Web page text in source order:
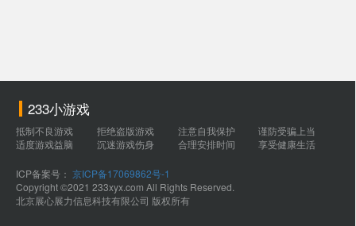
233小游戏
抵制不良游戏 拒绝盗版游戏 注意自我保护
谨防受骗上当
适度游戏益脑
沉迷游戏伤身 合理安排时间 享受健康生活
ICP备案号： 京ICP备17069862号-1
Copyright ©2021 233xyx.com All Rights Reserved.
北京展心展力信息科技有限公司 版权所有